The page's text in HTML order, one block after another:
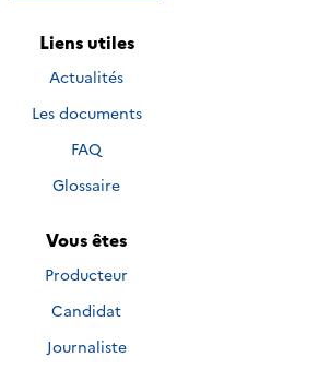
Liens utiles
Actualités
Les documents
FAQ
Glossaire
Vous êtes
Producteur
Candidat
Journaliste